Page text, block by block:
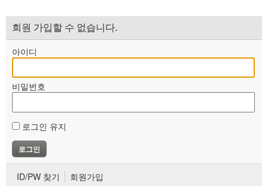
회원 가입할 수 없습니다.
아이디
비밀번호
로그인 유지
ID/PW 찾기 회원가입
자료
부설기관